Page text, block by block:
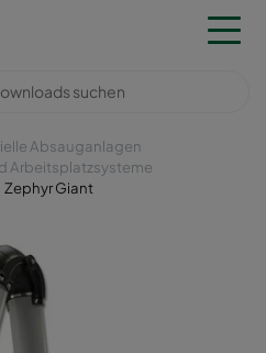
Absauganlagen
Arbeitsplatzsysteme
Zephyr Giant